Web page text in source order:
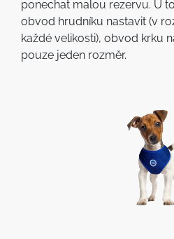
ponechat malou rezervu. U
obvod hrudníku nastavit (v
každé velikosti), obvod krku
pouze jeden rozměr.